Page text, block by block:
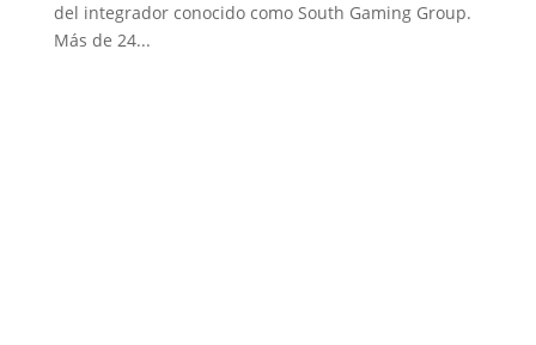
del integrador conocido como South Gaming Group.
Más de 24...